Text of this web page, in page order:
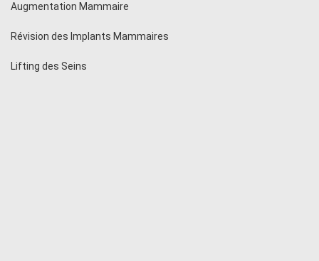
Augmentation Mammaire
Révision des Implants Mammaires
Lifting des Seins